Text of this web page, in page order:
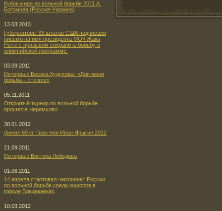
Кубок мира по вольной борьбе 2011 А.
Богомоев (Россия-Украина)
13.03.2013
Губернаторы 33 штатов США подписали
письмо на имя президента МОК Жака
Рогге с призывом сохранить борьбу в
олимпийской программе.
03.09.2011
Интервью Бесика Кудухова- «Для меня
борьба – это все»
05.11.2011
Открытый турнир по вольной борьбе
прошел в Черемхово
30.01.2012
финал 60 кг. Гран-при Иван Ярыгин 2012
21.09.2011
Интервью Виктора Лебедева
01.06.2011
14 апреля стартовал чемпионат России
по вольной борьбе среди юниоров в
городе Владикавказ.
10.03.2012